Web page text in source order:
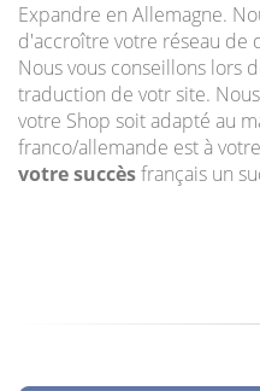
Expandre en Allemagne.
d'accroître votre réseau de
Nous vous conseillons lors
traduction de votr site.
votre Shop soit adapté au
franco/allemande est à
votre succèsfrançais un